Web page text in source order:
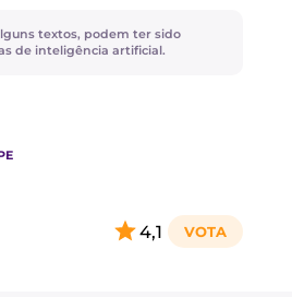
textos, podem ter sido
de inteligência artificial.
4,1